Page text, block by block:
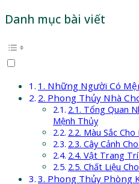
Danh mục bài viết
1. Những Người Có
2. Phong Thủy Nhà
2.1. Tổng Quan
Mệnh Thủy
2.2. Màu Sắc
2.3. Cây Cảnh
2.4. Vật Trang
2.5. Chất Liệu
3. Phong Thủy Phòng